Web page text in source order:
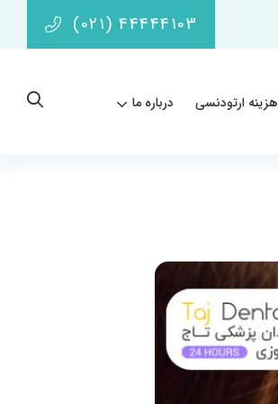
(021) 44444103
هزینه ارتودنسی درباره ما